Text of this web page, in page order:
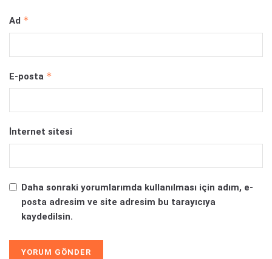
Ad *
E-posta *
İnternet sitesi
Daha sonraki yorumlarımda kullanılması için adım, e-
posta adresim ve site adresim bu tarayıcıya
kaydedilsin.